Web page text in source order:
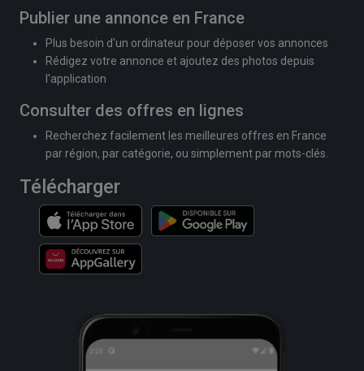
Publier une annonce en France
Plus besoin d'un ordinateur pour déposer vos annonces
Rédigez votre annonce et ajoutez des photos depuis
l'application
Consulter des offres en lignes
Recherchez facilement les meilleures offres en France
par région, par catégorie, ou simplement par mots-clés.
Télécharger